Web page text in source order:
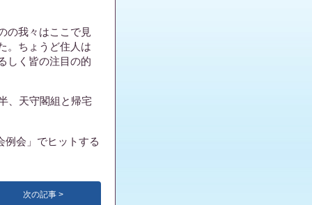
の我々はここで見
。ちょうど住人は
しく皆の注目の的
、天守閣組と帰宅
例会」でヒットする
次の記事